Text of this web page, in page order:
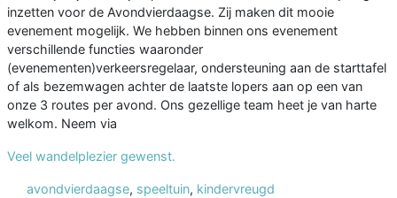
inzetten voor de Avondvierdaagse. Zij maken dit mooie
evenement mogelijk. We hebben binnen ons evenement
verschillende functies waaronder
(evenementen)verkeersregelaar, ondersteuning aan de starttafel
of als bezemwagen achter de laatste lopers aan op een van
onze 3 routes per avond. Ons gezellige team heet je van harte
welkom. Neem via
Veel wandelplezier gewenst.
avondvierdaagse, speeltuin, kindervreugd